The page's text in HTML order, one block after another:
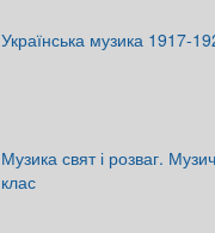
Українська музика 1917-
Музика свят і розваг.
клас